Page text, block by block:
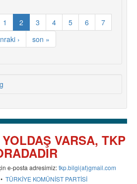
1 2 3 4 5 6
7
› son »
VARSA, TKP
e-posta adresimiz:tkp.bilgi(at)gmail.com
TÜRKİYE KOMÜNİST PARTİSİ